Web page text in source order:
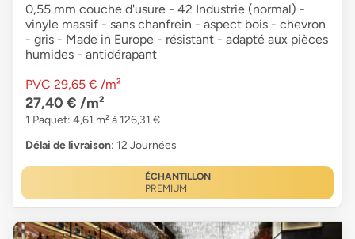
0,55 mm couche d'usure - 42 Industrie (normal) -
vinyle massif - sans chanfrein - aspect bois - chevron
- gris - Made in Europe - résistant - adapté aux pièces
humides - antidérapant
PVC 29,65 € /m²
27,40 € /m²
1 Paquet: 4,61 m² à 126,31 €
Délai de livraison: 12 Journées
ÉCHANTILLON
PREMIUM